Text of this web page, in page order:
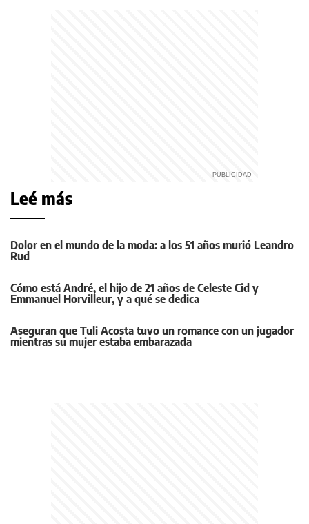
Leé más
Dolor en el mundo de la moda: a los 51 años murió Leandro
Rud
Cómo está André, el hijo de 21 años de Celeste Cid y
Emmanuel Horvilleur, y a qué se dedica
Aseguran que Tuli Acosta tuvo un romance con un jugador
mientras su mujer estaba embarazada